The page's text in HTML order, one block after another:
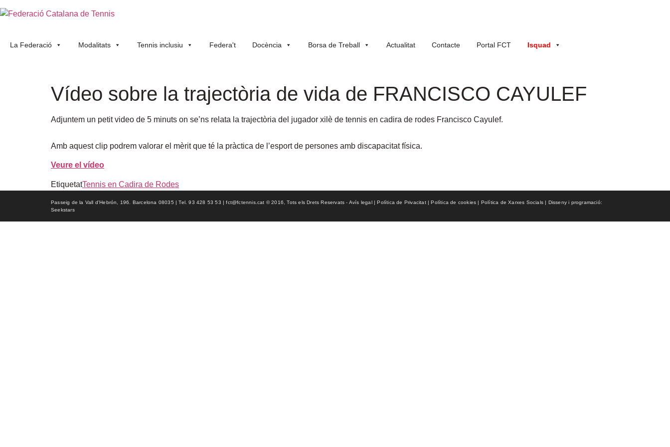
La Federació Modalitats Tennis inclusiu Federa't Docència Borsa de Treball Actualitat Contacte Portal FCT Isquad
Vídeo sobre la trajectòria de vida de FRANCISCO CAYULEF
Adjuntem un petit video de 5 minuts on se’ns relata la trajectòria del jugador xilè de tennis en cadira de rodes Francisco Cayulef.
Amb aquest clip podrem valorar el mèrit que té la pràctica de l’esport de persones amb discapacitat física.
Veure el vídeo
EtiquetatTennis en Cadira de Rodes
Passeig de la Vall d'Hebrón, 196. Barcelona 08035 | Tel. 93 428 53 53 | fct@fctennis.cat © 2016, Tots els Drets Reservats - Avís legal | Política de Privacitat | Política de cookies | Política de Xarxes Socials | Disseny i programació:
Seekstars